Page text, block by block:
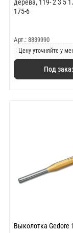
дерева, 119- 2 3 5
175-6
Арт.: 8839990
Цену уточняйте у
Под
Выколотка Gedore